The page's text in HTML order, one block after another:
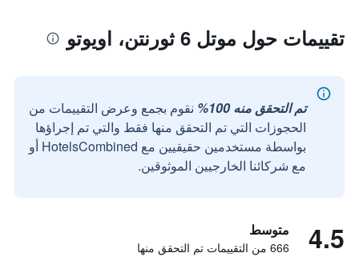
تقييمات حول موتل 6 ثورنتن، اويوتو
تم التحقق منه 100%
نقوم بجمع وعرض التقييمات من
الحجوزات التي تم التحقق منها فقط والتي تم إجراؤها
بواسطة مستخدمين حقيقيين مع HotelsCombined أو
مع شركائنا الخارجيين الموثوقين.
4.5 متوسط
666 من التقييمات تم التحقق منها